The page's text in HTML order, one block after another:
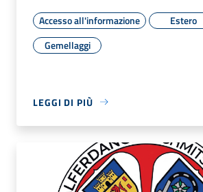
Accesso all'informazione
Estero
Gemellaggi
LEGGI DI PIÙ